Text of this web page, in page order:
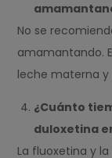
No se
amamantando.
leche materna y
¿Cuánto
duloxetina
La fluoxetina y